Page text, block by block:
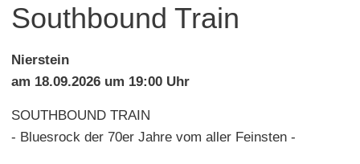
Buchen & Service
Southbound Train
Nierstein
am 18.09.2026 um 19:00 Uhr
SOUTHBOUND TRAIN
- Bluesrock der 70er Jahre vom aller Feinsten -